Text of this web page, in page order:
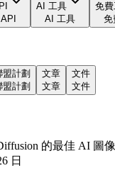
AI 工具
AI 工具
免
免
盟計劃
盟計劃
文章
文章
文件
文件
的最佳 AI 圖
日